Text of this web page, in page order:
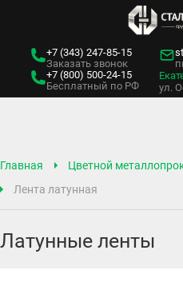
+7 (343) 247-85-15
Заказать звонок
+7 (800) 500-24-15
Бесплатный по РФ
ул.
Главная Цветной
Лента латунная
Латунные ленты